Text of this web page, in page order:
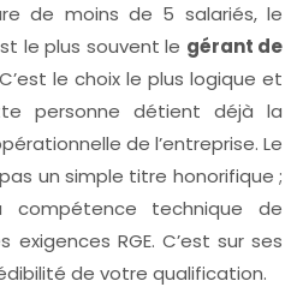
de moins de 5 salariés, le
le plus souvent le gérant de
le choix le plus logique et
personne détient déjà la
de l’entreprise. Le
un simple titre honorifique ;
technique de
exigences RGE. C’est sur ses
de votre qualification.